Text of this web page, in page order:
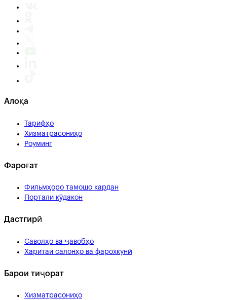
Алоқа
Тарифҳо
Хизматрасониҳо
Роуминг
Фароғат
Фильмҳоро тамошо кардан
Портали кӯдакон
Дастгирӣ
Саволҳо ва ҷавобҳо
Харитаи салонҳо ва фарохкунӣ
Барои тиҷорат
Хизматрасониҳо